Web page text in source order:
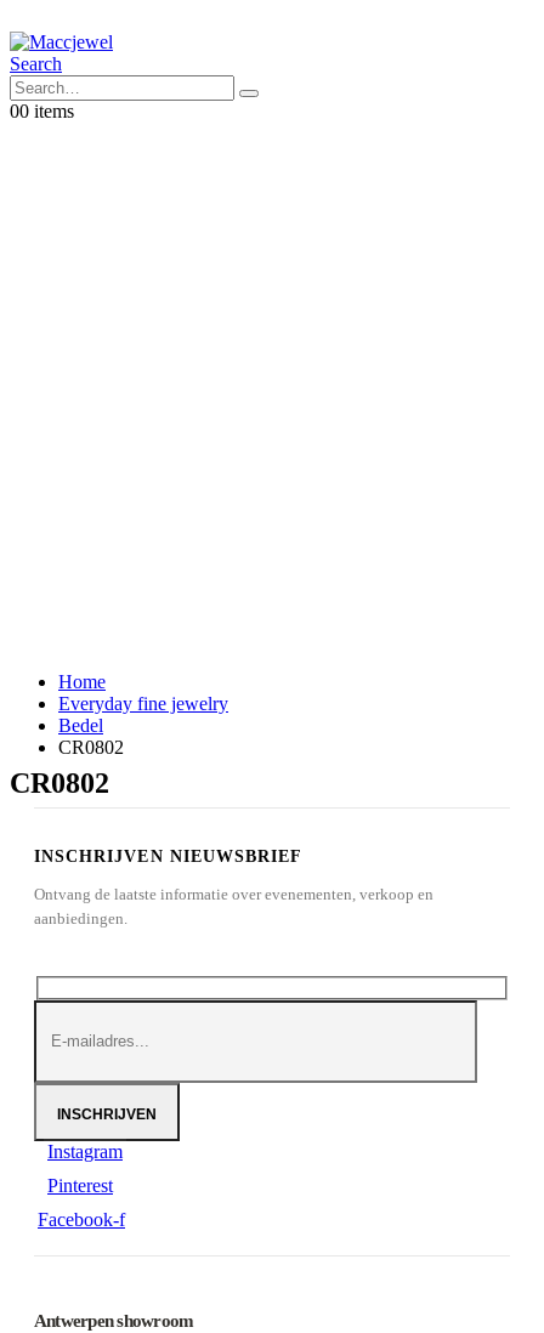
Search
00 items
Home
Everyday fine jewelry
Bedel
CR0802
CR0802
INSCHRIJVEN NIEUWSBRIEF
Ontvang de laatste informatie over evenementen, verkoop en
aanbiedingen.
Instagram
Pinterest
Facebook-f
Antwerpen showroom